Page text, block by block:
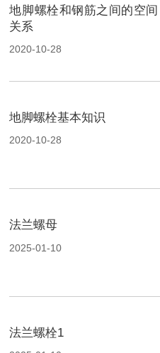
地脚螺栓和钢筋之间的空间
关系
2020-10-28
地脚螺栓基本知识
2020-10-28
法兰螺母
2025-01-10
法兰螺栓1